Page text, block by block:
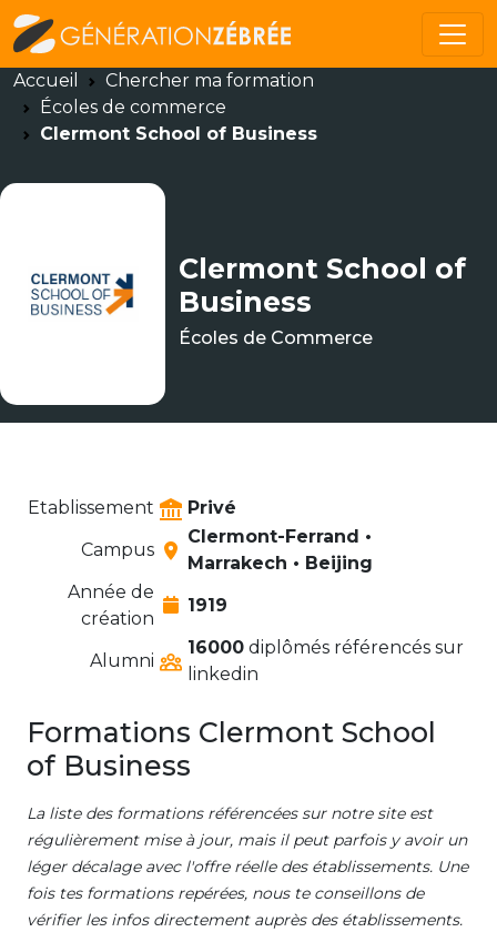
Accueil
Chercher ma formation
Écoles de commerce
Clermont School of Business
Clermont School of
Business
Écoles de Commerce
Etablissement
Privé
Campus
Clermont-Ferrand •
Marrakech • Beijing
Année de
création
1919
Alumni
16000 diplômés référencés sur
linkedin
Formations Clermont School
of Business
La liste des formations référencées sur notre site est
régulièrement mise à jour, mais il peut parfois y avoir un
léger décalage avec l'offre réelle des établissements. Une
fois tes formations repérées, nous te conseillons de
vérifier les infos directement auprès des établissements.